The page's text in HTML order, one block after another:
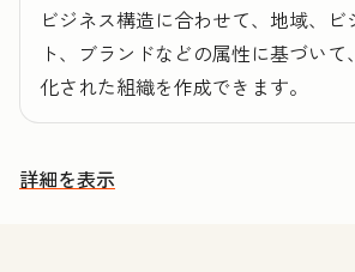
ビジネス構造に合わせて、地域、ビ
ト、ブランドなどの属性に基づい
化された組織を作成できます。
詳細を表示
その他の機能を確認する